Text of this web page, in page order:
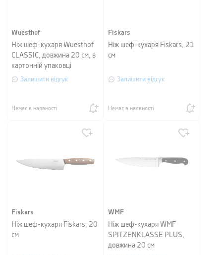
Wuesthof
Ніж шеф-кухаря Wuesthof
CLASSIC, довжина 20 см, в
картонній упаковці
Залишити відгук
Немає в наявності
Fiskars
Ніж шеф-кухаря Fiskars, 21
см
Залишити відгук
Немає в наявності
Fiskars
Ніж шеф-кухаря Fiskars, 20
см
WMF
Ніж шеф-кухаря WMF
SPITZENKLASSE PLUS,
довжина 20 см